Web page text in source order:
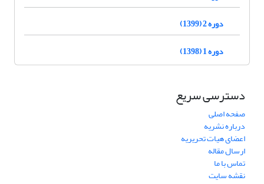
دوره 2 (1399)
دوره 1 (1398)
دسترسی سریع
صفحه اصلی
درباره نشریه
اعضای هیات تحریریه
ارسال مقاله
تماس با ما
نقشه سایت